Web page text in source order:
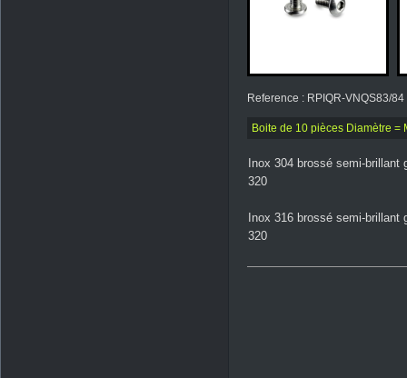
Reference : RPIQR-VNQS83/84
Boite de 10 pièces Diamètre =
Inox 304 brossé semi-brillant
320
Inox 316 brossé semi-brillant
320